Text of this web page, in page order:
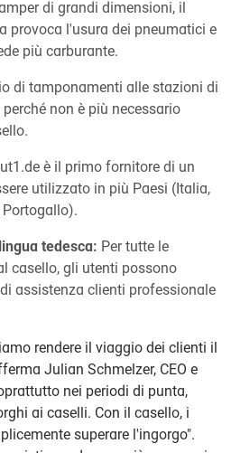
di grandi dimensioni, il
provoca l'usura dei pneumatici e
più carburante.
di tamponamenti alle stazioni di
non è più necessario
è il primo fornitore di un
utilizzato in più Paesi (Italia,
Portogallo).
tedesca: Per tutte le
casello, gli utenti possono
assistenza clienti professionale
rendere il viaggio dei clienti il
Julian Schmelzer, CEO e
nei periodi di punta,
ai caselli. Con il casello, i
superare l'ingorgo".